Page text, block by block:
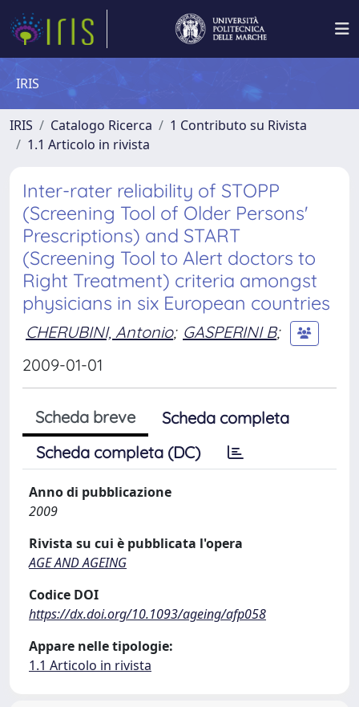
IRIS
IRIS Catalogo Ricerca
1 Contributo su Rivista
1.1 Articolo in rivista
Inter-rater reliability of STOPP
(Screening Tool of Older Persons'
Prescriptions) and START
(Screening Tool to Alert doctors to
Right Treatment) criteria amongst
physicians in six European countries
CHERUBINI, Antonio; GASPERINI B;
2009-01-01
Scheda breve
Scheda completa
Scheda completa (DC)
Anno di pubblicazione
2009
Rivista su cui è pubblicata l'opera
AGE AND AGEING
Codice DOI
https://dx.doi.org/10.1093/ageing/afp058
Appare nelle tipologie:
1.1 Articolo in rivista